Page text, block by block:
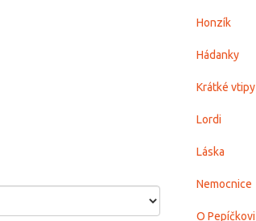
Honzík
Hádanky
Krátké vtipy
Lordi
Láska
Nemocnice
O Pepíčkovi